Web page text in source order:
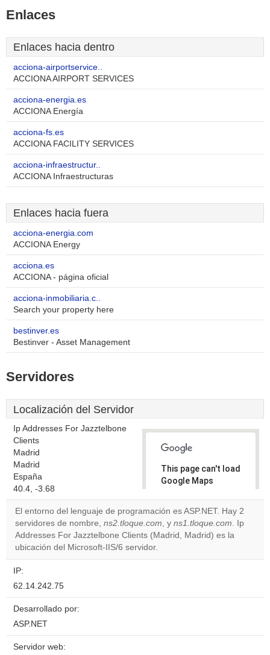
Enlaces
Enlaces hacia dentro
acciona-airportservice..
ACCIONA AIRPORT SERVICES
acciona-energia.es
ACCIONA Energía
acciona-fs.es
ACCIONA FACILITY SERVICES
acciona-infraestructur..
ACCIONA Infraestructuras
Enlaces hacia fuera
acciona-energia.com
ACCIONA Energy
acciona.es
ACCIONA - página oficial
acciona-inmobiliaria.c..
Search your property here
bestinver.es
Bestinver - Asset Management
Servidores
Localización del Servidor
Ip Addresses For Jazztelbone
Clients
Madrid
Madrid
España
40.4, -3.68
This page can't load
Google Maps
Do you
website?
OK
El entorno del lenguaje de programación es ASP.NET. Hay 2
servidores de nombre, ns2.tloque.com, y ns1.tloque.com. Ip
Addresses For Jazztelbone Clients (Madrid, Madrid) es la
ubicación del Microsoft-IIS/6 servidor.
IP:
62.14.242.75
Desarrollado por:
ASP.NET
Servidor web: